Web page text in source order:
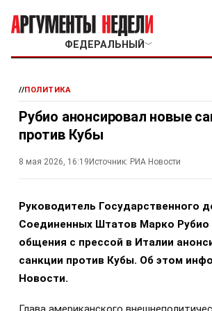
ФЕДЕРАЛЬНЫЙ ﹀
//ПОЛИТИКА
Рубио анонсировал новые
против Кубы
8 мая 2026, 16:19 Источник: РИА Новости
Руководитель Государственного
Соединенных Штатов Марко Рубио
общения с прессой в Италии
санкции против Кубы. Об этом
Новости.